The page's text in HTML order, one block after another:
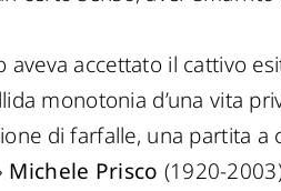
accettato il cattivo
monotonia d’una vita
di farfalle, una partita a
Michele Prisco (1920-